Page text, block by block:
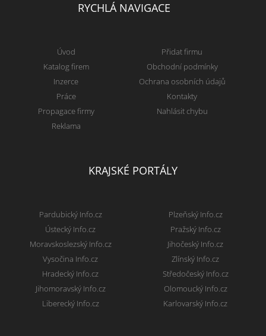
RYCHLÁ NAVIGACE
Úvod
Katalog firem
Inzerce
Práce
Propagace firmy
Reklama
Přidat firmu
Obchodní podmínky
Ochrana osobních údajů
Kontakty
Nahlásit chybu
KRAJSKÉ PORTÁLY
Pardubický Info.cz
Ústecký Info.cz
Moravskoslezský Info.cz
Vysočina Info.cz
Hradecký Info.cz
Jihomoravský Info.cz
Liberecký Info.cz
Plzeňský Info.cz
Pražský Info.cz
Jihočeský Info.cz
Zlínský Info.cz
Středočeský Info.cz
Olomoucký Info.cz
Karlovarský Info.cz